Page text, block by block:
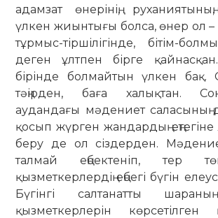
адамзат өнерінің,
үлкен жиынтығы болса, өнер ол –
тұрмыс-тіршілігінде, бітім-
деген ұлтпен бірге
бірінде болмайтын үлкен бақ.
тәңірден, баға халықтан.
аудандағы мәдениет саласының
қосып жүрген жандардың
беру де ол сіздерден.
талмай еңбектеніп, тер
қызметкерлердің еңбегі бүгін
Бүгінгі салтанатты
қызметкерлерін